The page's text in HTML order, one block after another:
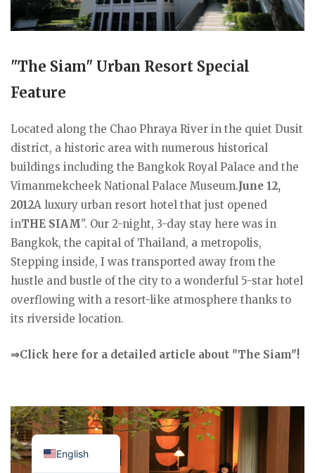
"The Siam" Urban Resort Special
Feature
Located along the Chao Phraya River in the quiet Dusit
district, a historic area with numerous historical
buildings including the Bangkok Royal Palace and the
Vimanmekcheek National Palace Museum.June 12,
2012A luxury urban resort hotel that just opened
inTHE SIAM". Our 2-night, 3-day stay here was in
Bangkok, the capital of Thailand, a metropolis,
Stepping inside, I was transported away from the
hustle and bustle of the city to a wonderful 5-star hotel
overflowing with a resort-like atmosphere thanks to
its riverside location.
⇒Click here for a detailed article about "The Siam"!
English
Japanese